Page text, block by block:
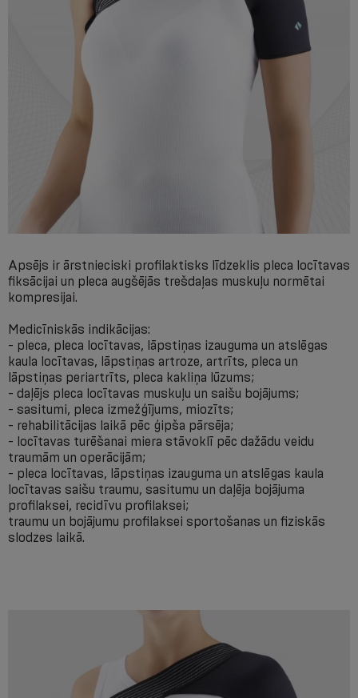
Apsējs ir ārstnieciski profilaktisks līdzeklis pleca locītavas
fiksācijai un pleca augšējās trešdaļas muskuļu normētai
kompresijai.
Medicīniskās indikācijas:
- pleca, pleca locītavas, lāpstiņas izauguma un atslēgas
kaula locītavas, lāpstiņas artroze, artrīts, pleca un
lāpstiņas periartrīts, pleca kakliņa lūzums;
- daļējs pleca locītavas muskuļu un saišu bojājums;
- sasitumi, pleca izmežģījums, miozīts;
- rehabilitācijas laikā pēc ģipša pārsēja;
- locītavas turēšanai miera stāvoklī pēc dažādu veidu
traumām un operācijām;
- pleca locītavas, lāpstiņas izauguma un atslēgas kaula
locītavas saišu traumu, sasitumu un daļēja bojājuma
profilaksei, recidīvu profilaksei;
traumu un bojājumu profilaksei sportošanas un fiziskās
slodzes laikā.